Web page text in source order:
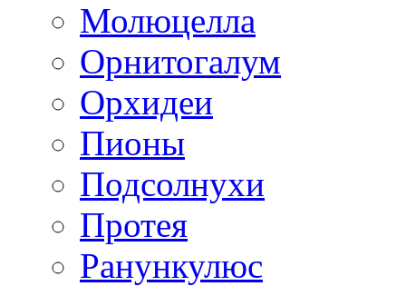
Молюцелла
Орнитогалум
Орхидеи
Пионы
Подсолнухи
Протея
Ранункулюс